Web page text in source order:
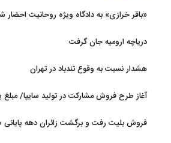
«باقر خرازی» به دادگاه ویژه روحانیت احضار
دریاچه ارومیه جان گرفت
هشدار نسبت به وقوع تندباد در تهران
آغاز طرح فروش مشارکت در تولید سایپا/
فروش بلیت رفت و برگشت زائران دهه پایانی